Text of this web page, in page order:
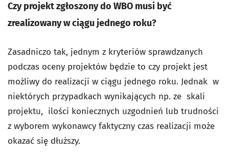
Czy projekt zgłoszony do WBO musi być
zrealizowany w ciągu jednego roku?
Zasadniczo tak, jednym z kryteriów sprawdzanych
podczas oceny projektów będzie to czy projekt jest
możliwy do realizacji w ciągu jednego roku. Jednak w
niektórych przypadkach wynikających np. ze skali
projektu, ilości koniecznych uzgodnień lub trudności
z wyborem wykonawcy faktyczny czas realizacji może
okazać się dłuższy.